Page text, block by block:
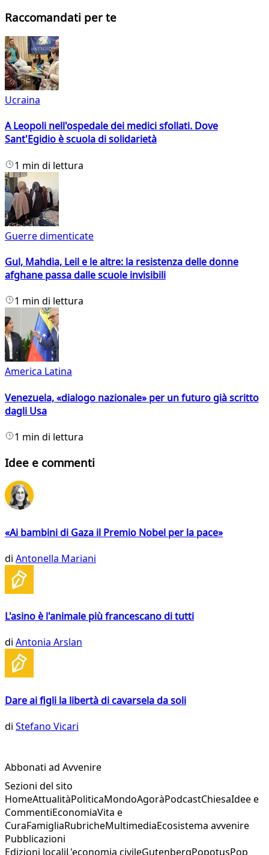
Raccomandati per te
Ucraina
A Leopoli nell'ospedale dei medici sfollati. Dove
Sant'Egidio è scuola di solidarietà
1 min di lettura
Guerre dimenticate
Gul, Mahdia, Leil e le altre: la resistenza delle donne
afghane passa dalle scuole invisibili
1 min di lettura
America Latina
Venezuela, «dialogo nazionale» per un futuro già scritto
dagli Usa
1 min di lettura
Idee e commenti
«Ai bambini di Gaza il Premio Nobel per la pace»
di Antonella Mariani
L'asino è l'animale più francescano di tutti
di Antonia Arslan
Dare ai figli la libertà di cavarsela da soli
di Stefano Vicari
Abbonati ad Avvenire
Sezioni del sito
HomeAttualitàPoliticaMondoAgoràPodcastChiesaIdee e
CommentiEconomiaVita e
CuraFamigliaRubricheMultimediaEcosistema avvenire
Pubblicazioni
Edizioni localiL'economia civileGutenbergPopotusPop